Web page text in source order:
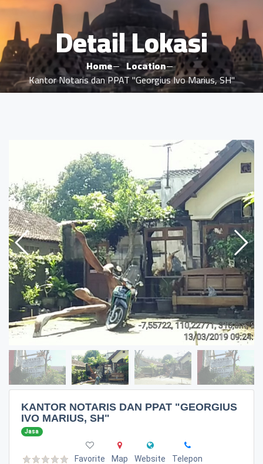
Detail Lokasi
Home
Location
Kantor Notaris dan PPAT "Georgius Ivo Marius, SH"
KANTOR NOTARIS DAN PPAT "GEORGIUS
IVO MARIUS, SH"
Jasa
Favorite Map Website Telepon